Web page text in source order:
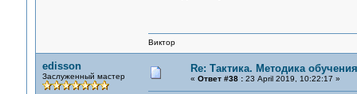
Виктор
edisson
Заслуженный мастер
Re: Тактика. Методика обучения
« Ответ #38 :23 April 2019, 10:22:17 »